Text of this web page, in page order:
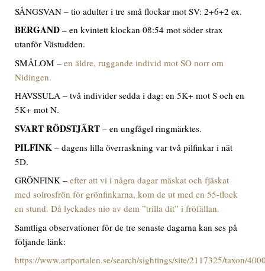
SÅNGSVAN – tio adulter i tre små flockar mot SV: 2+6+2 ex.
BERGAND –en kvintett klockan 08:54 mot söder strax
utanför Västudden.
SMÅLOM –en äldre, ruggande individ mot SO norr om
Nidingen.
HAVSSULA – två individer sedda i dag: en 5K+ mot S och en
5K+ mot N.
SVART RÖDSTJÄRT – en ungfågel ringmärktes.
PILFINK – dagens lilla överraskning var två pilfinkar i nät
5D.
GRÖNFINK –efter att vi i några dagar mäskat och fjäskat
med solrosfrön för grönfinkarna, kom de ut med en 55-flock
en stund. Då lyckades nio av dem ”trilla dit” i fröfällan.
Samtliga observationer för de tre senaste dagarna kan ses på
följande länk:
https://www.artportalen.se/search/sightings/site/2117325/taxon/